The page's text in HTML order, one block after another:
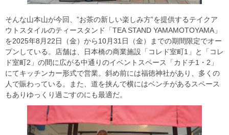
そんな山本山が今回、”お茶の新しい楽しみ方”を提供するテイクア
ウトスタイルのティースタンド「TEA STAND YAMAMOTOYAMA」
を2025年8月22日（金）から10月31日（金）までの期間限定でオー
プンしている。店舗は、日本橋の商業施設「コレド室町1」と「コレ
ド室町2」の間に広がる中通りのイベントスペース「カドチ1・2」
にてキッチンカー形式で営業。斜め前には福徳神社があり、多くの
人で賑わっている。また、道を挟んで横にはベンチがあるスペース
もありゆっくり過ごすのにも最適だ。